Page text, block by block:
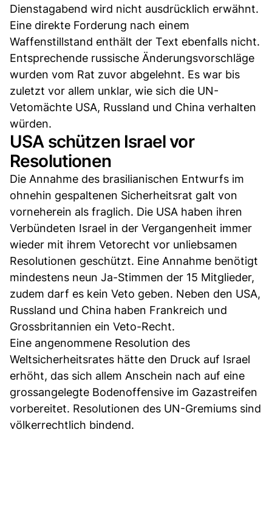
Dienstagabend wird nicht ausdrücklich erwähnt.
Eine direkte Forderung nach einem
Waffenstillstand enthält der Text ebenfalls nicht.
Entsprechende russische Änderungsvorschläge
wurden vom Rat zuvor abgelehnt. Es war bis
zuletzt vor allem unklar, wie sich die UN-
Vetomächte USA, Russland und China verhalten
würden.
USA schützen Israel vor
Resolutionen
Die Annahme des brasilianischen Entwurfs im
ohnehin gespaltenen Sicherheitsrat galt von
vorneherein als fraglich. Die USA haben ihren
Verbündeten Israel in der Vergangenheit immer
wieder mit ihrem Vetorecht vor unliebsamen
Resolutionen geschützt. Eine Annahme benötigt
mindestens neun Ja-Stimmen der 15 Mitglieder,
zudem darf es kein Veto geben. Neben den USA,
Russland und China haben Frankreich und
Grossbritannien ein Veto-Recht.
Eine angenommene Resolution des
Weltsicherheitsrates hätte den Druck auf Israel
erhöht, das sich allem Anschein nach auf eine
grossangelegte Bodenoffensive im Gazastreifen
vorbereitet. Resolutionen des UN-Gremiums sind
völkerrechtlich bindend.